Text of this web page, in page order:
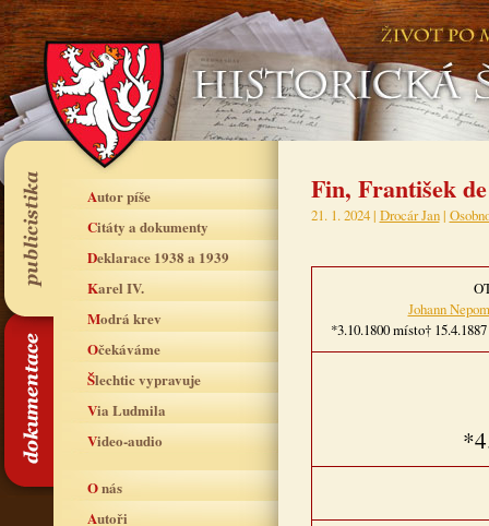
Autor píše
Citáty a dokumenty
Deklarace 1938 a 1939
Karel IV.
Modrá krev
Očekáváme
Šlechtic vypravuje
Via Ludmila
Video-audio
O nás
Autoři
Fin, František
21. 1. 2024 | Drocár Jan|
Johann
*3.10.1800 místo†